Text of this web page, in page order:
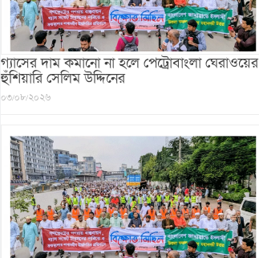
গ্যাসের দাম কমানো না হলে পেট্রোবাংলা ঘেরাওয়ের
হুঁশিয়ারি সেলিম উদ্দিনের
০৩/০৮/২০২৬